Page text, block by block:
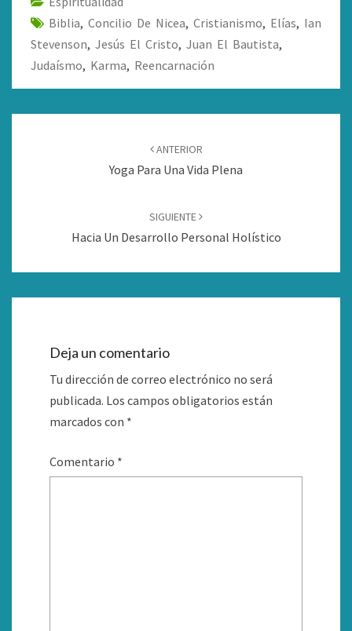
Biblia, Concilio De Nicea, Cristianismo, Elías, Ian
Stevenson, Jesús El Cristo, Juan El Bautista,
Judaísmo, Karma, Reencarnación
ANTERIOR
Yoga Para Una Vida Plena
SIGUIENTE
Hacia Un Desarrollo Personal Holístico
Deja un comentario
Tu dirección de correo electrónico no será
publicada. Los campos obligatorios están
marcados con *
Comentario *